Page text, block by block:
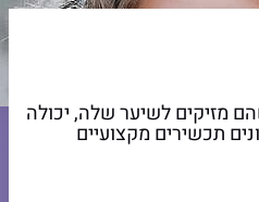
מזיקים לשיער שלה, יכולה
תכשירים מקצועיים